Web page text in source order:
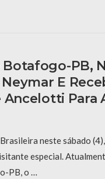
PB,
E
Ancelotti Para
neste sábado
especial.
PB, o …